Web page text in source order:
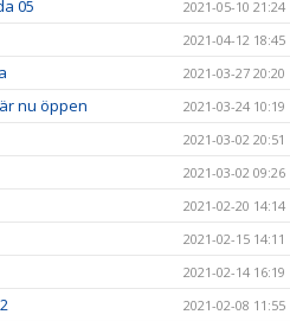
05 2021-05-10 21:24
2021-04-12 18:45
2021-03-27 20:20
nu öppen 2021-03-24 10:19
2021-03-02 20:51
2021-03-02 09:26
2021-02-20 14:14
2021-02-15 14:11
2021-02-14 16:19
2021-02-08 11:55